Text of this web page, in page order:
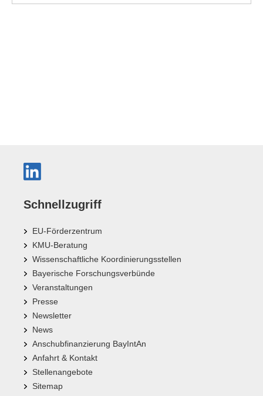
Schnellzugriff
EU-Förderzentrum
KMU-Beratung
Wissenschaftliche Koordinierungsstellen
Bayerische Forschungsverbünde
Veranstaltungen
Presse
Newsletter
News
Anschubfinanzierung BayIntAn
Anfahrt & Kontakt
Stellenangebote
Sitemap